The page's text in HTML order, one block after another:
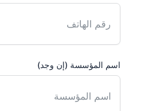
اسم المؤسسة (إن وجد)